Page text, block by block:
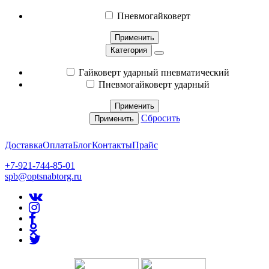
Пневмогайковерт
Применить
Категория
Гайковерт ударный пневматический
Пневмогайковерт ударный
Применить
Применить
Сбросить
ДоставкаОплатаБлогКонтактыПрайс
+7-921-744-85-01
spb@optsnabtorg.ru